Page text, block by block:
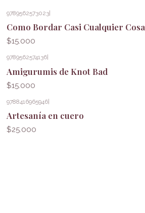
9789562573023|
Como Bordar Casi Cualquier Cosa
$15.000
9789562574136|
Amigurumis de Knot Bad
$15.000
9788416965946|
Artesanía en cuero
$25.000